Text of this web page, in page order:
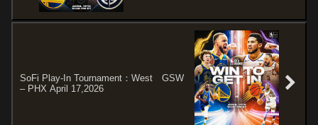
SoFi Play-In Tournament：West GSW
– PHX April 17,2026